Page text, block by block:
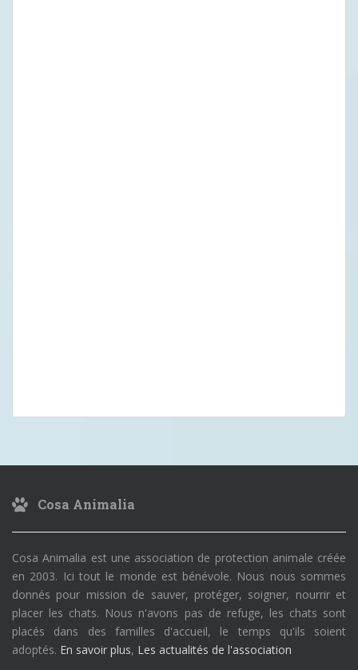
Cosa Animalia
Cosa Animalia est une association de protection animale créée
en 2003. Ici tout le monde est bénévole. Nous nous sommes
donnés pour mission de sauver, protéger, soigner, nourrir et
placer les chats. Nous n'avons pas de refuge, les chats sont
placés dans des familles d'accueil, le temps qu'ils soient
adoptés. En savoir plus, Les actualités de l'association